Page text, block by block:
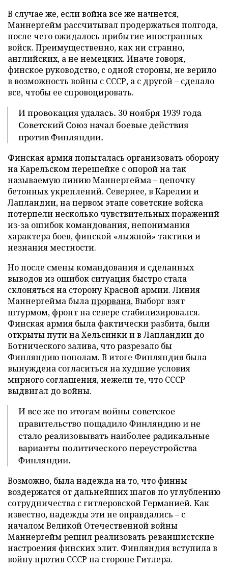
В случае же, если война все же начнется,
Маннергейм рассчитывал продержаться полгода,
после чего ожидалось прибытие иностранных
войск. Преимущественно, как ни странно,
английских, а не немецких. Иначе говоря,
финское руководство, с одной стороны, не верило
в возможность войны с СССР, а с другой – сделало
все, чтобы ее спровоцировать.
И провокация удалась. 30 ноября 1939 года
Советский Союз начал боевые действия
против Финляндии.
Финская армия попыталась организовать оборону
на Карельском перешейке с опорой на так
называемую линию Маннергейма – цепочку
бетонных укреплений. Севернее, в Карелии и
Лапландии, на первом этапе советские войска
потерпели несколько чувствительных поражений
из-за ошибок командования, непонимания
характера боев, финской «лыжной» тактики и
незнания местности.
Но после смены командования и сделанных
выводов из ошибок ситуация быстро стала
склоняться на сторону Красной армии. Линия
Маннергейма былапрорвана, Выборг взят
штурмом, фронт на севере стабилизировался.
Финская армия была фактически разбита, были
открыты пути на Хельсинки и в Лапландии до
Ботнического залива, что разрезало бы
Финляндию пополам. В итоге Финляндия была
вынуждена согласиться на худшие условия
мирного соглашения, нежели те, что СССР
выдвигал до войны.
И все же по итогам войны советское
правительство пощадило Финляндию и не
стало реализовывать наиболее радикальные
варианты политического переустройства
Финляндии.
Возможно, была надежда на то, что финны
воздержатся от дальнейших шагов по углублению
сотрудничества с гитлеровской Германией. Как
известно, надежды эти не оправдались – с
началом Великой Отечественной войны
Маннергейм решил реализовать реваншистские
настроения финских элит. Финляндия вступила в
войну против СССР на стороне Гитлера.